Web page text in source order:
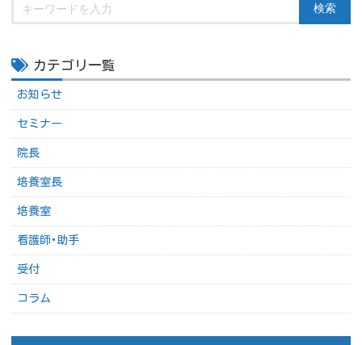
検索
カテゴリ一覧
お知らせ
セミナー
院長
培養室長
培養室
看護師･助手
受付
コラム